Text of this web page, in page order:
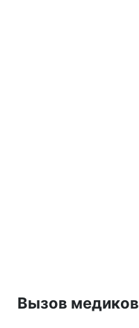
Вызов медиков